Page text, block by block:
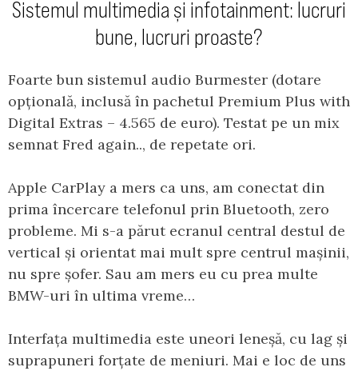
Sistemul multimedia și infotainment: lucruri
bune, lucruri proaste?
Foarte bun sistemul audio Burmester (dotare
opțională, inclusă în pachetul Premium Plus with
Digital Extras – 4.565 de euro). Testat pe un mix
semnat Fred again.., de repetate ori.
Apple CarPlay a mers ca uns, am conectat din
prima încercare telefonul prin Bluetooth, zero
probleme. Mi s-a părut ecranul central destul de
vertical și orientat mai mult spre centrul mașinii,
nu spre șofer. Sau am mers eu cu prea multe
BMW-uri în ultima vreme…
Interfața multimedia este uneori leneșă, cu lag și
suprapuneri forțate de meniuri. Mai e loc de uns